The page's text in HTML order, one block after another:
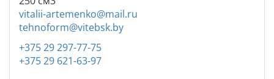
vitalii-artemenko@mail.ru
tehnoform@vitebsk.by
+375 29 297-77-75
+375 29 621-63-97